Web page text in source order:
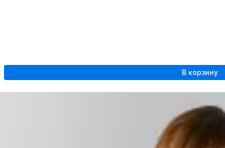
В корзину